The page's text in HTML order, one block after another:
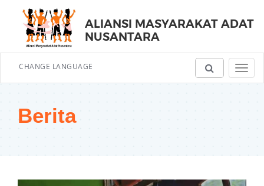
ALIANSI MASYARAKAT ADAT
NUSANTARA
CHANGE LANGUAGE
Berita